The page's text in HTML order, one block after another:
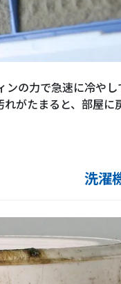
の力で急速に冷や
がたまると、部屋
洗濯